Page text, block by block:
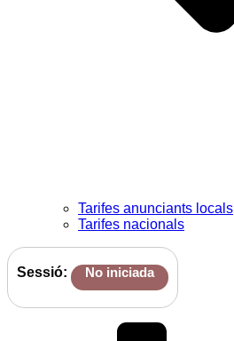
Tarifes anunciants locals
Tarifes nacionals
Sessió: No iniciada